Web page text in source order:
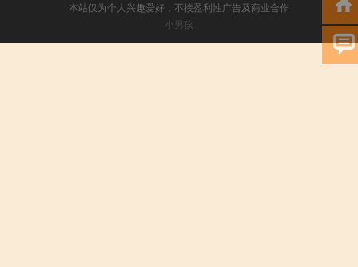
本站仅为个人兴趣爱好，不接盈利性广告及商业合作
小男孩